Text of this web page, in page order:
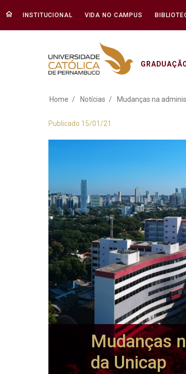
INSTITUCIONAL VIDA NO CAMPUS
Mudanças na
Home Notícias Mudanças na
Publicado 15/01/21
Mudanças
da Unicap